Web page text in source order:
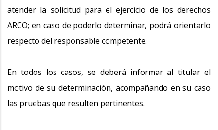
atender la solicitud para el ejercicio de los derechos
ARCO; en caso de poderlo determinar, podrá orientarlo
respecto del responsable competente.
En todos los casos, se deberá informar al titular el
motivo de su determinación, acompañando en su caso
las pruebas que resulten pertinentes.